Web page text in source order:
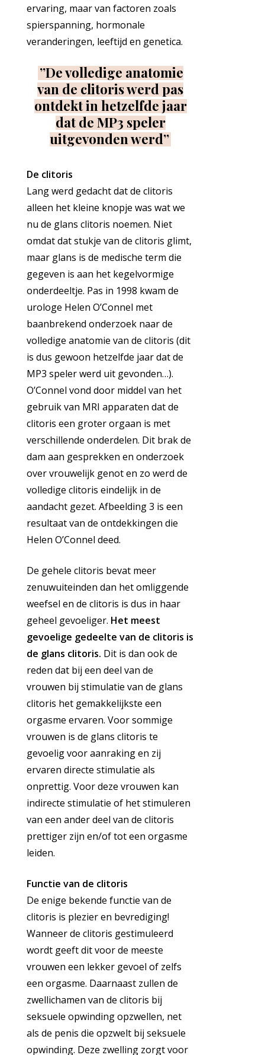
ervaring, maar van factoren zoals
spierspanning, hormonale
veranderingen, leeftijd en genetica.
”De volledige anatomie
van de clitoris werd pas
ontdekt in hetzelfde jaar
dat de MP3 speler
uitgevonden werd”
De clitoris
Lang werd gedacht dat de clitoris
alleen het kleine knopje was wat we
nu de glans clitoris noemen. Niet
omdat dat stukje van de clitoris glimt,
maar glans is de medische term die
gegeven is aan het kegelvormige
onderdeeltje. Pas in 1998 kwam de
urologe Helen O’Connel met
baanbrekend onderzoek naar de
volledige anatomie van de clitoris (dit
is dus gewoon hetzelfde jaar dat de
MP3 speler werd uit gevonden…).
O’Connel vond door middel van het
gebruik van MRI apparaten dat de
clitoris een groter orgaan is met
verschillende onderdelen. Dit brak de
dam aan gesprekken en onderzoek
over vrouwelijk genot en zo werd de
volledige clitoris eindelijk in de
aandacht gezet. Afbeelding 3 is een
resultaat van de ontdekkingen die
Helen O’Connel deed.
De gehele clitoris bevat meer
zenuwuiteinden dan het omliggende
weefsel en de clitoris is dus in haar
geheel gevoeliger. Het meest
gevoelige gedeelte van de clitoris is
de glans clitoris. Dit is dan ook de
reden dat bij een deel van de
vrouwen bij stimulatie van de glans
clitoris het gemakkelijkste een
orgasme ervaren. Voor sommige
vrouwen is de glans clitoris te
gevoelig voor aanraking en zij
ervaren directe stimulatie als
onprettig. Voor deze vrouwen kan
indirecte stimulatie of het stimuleren
van een ander deel van de clitoris
prettiger zijn en/of tot een orgasme
leiden.
Functie van de clitoris
De enige bekende functie van de
clitoris is plezier en bevrediging!
Wanneer de clitoris gestimuleerd
wordt geeft dit voor de meeste
vrouwen een lekker gevoel of zelfs
een orgasme. Daarnaast zullen de
zwellichamen van de clitoris bij
seksuele opwinding opzwellen, net
als de penis die opzwelt bij seksuele
opwinding. Deze zwelling zorgt voor